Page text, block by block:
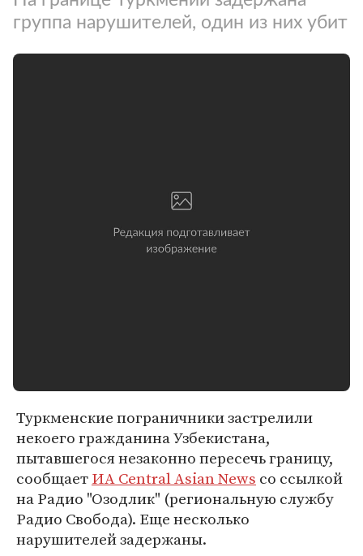
группа нарушителей, один из них убит
Туркменские пограничники застрелили
некоего гражданина Узбекистана,
пытавшегося незаконно пересечь границу,
сообщаетИА Central Asian News со ссылкой
на Радио "Озодлик" (региональную службу
Радио Свобода). Еще несколько
нарушителей задержаны.